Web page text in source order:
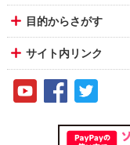
目的からさがす
サイト内リンク